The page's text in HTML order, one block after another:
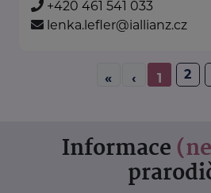
+420 461 541 033
lenka.lefler@iallianz.cz
« ‹ 1 2
Informace